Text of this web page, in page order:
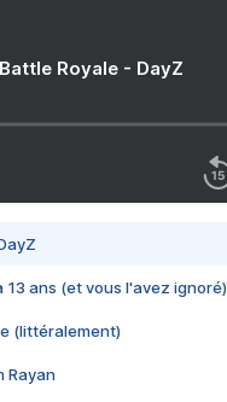
Royale - DayZ
13 ans (et vous l'avez ignoré)
(littéralement)
Rayan